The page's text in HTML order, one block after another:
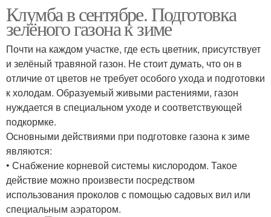
Клумба в сентябре. Подготовка
зелёного газона к зиме
Почти на каждом участке, где есть цветник, присутствует
и зелёный травяной газон. Не стоит думать, что он в
отличие от цветов не требует особого ухода и подготовки
к холодам. Образуемый живыми растениями, газон
нуждается в специальном уходе и соответствующей
подкормке.
Основными действиями при подготовке газона к зиме
являются:
• Снабжение корневой системы кислородом. Такое
действие можно произвести посредством
использования проколов с помощью садовых вил или
специальным аэратором.